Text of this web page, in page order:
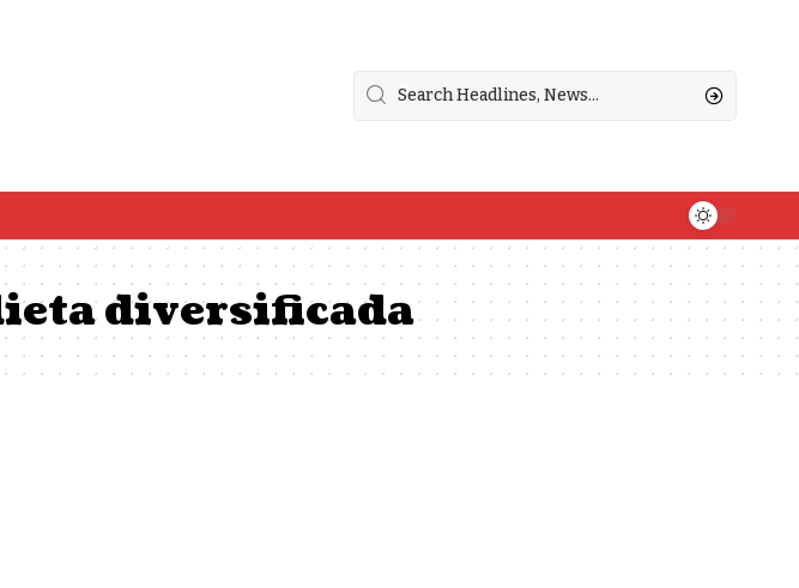
diversificada